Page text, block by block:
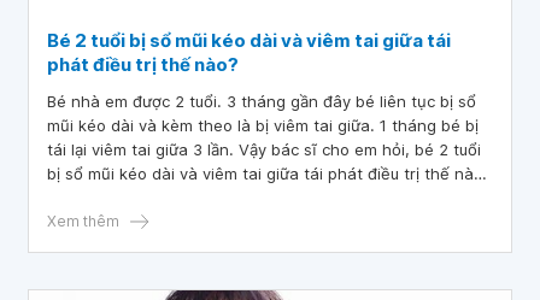
Bé 2 tuổi bị sổ mũi kéo dài và viêm tai giữa tái
phát điều trị thế nào?
Bé nhà em được 2 tuổi. 3 tháng gần đây bé liên tục bị sổ
mũi kéo dài và kèm theo là bị viêm tai giữa. 1 tháng bé bị
tái lại viêm tai giữa 3 lần. Vậy bác sĩ cho em hỏi, bé 2 tuổi
bị sổ mũi kéo dài và viêm tai giữa tái phát điều trị thế nào
Xem thêm